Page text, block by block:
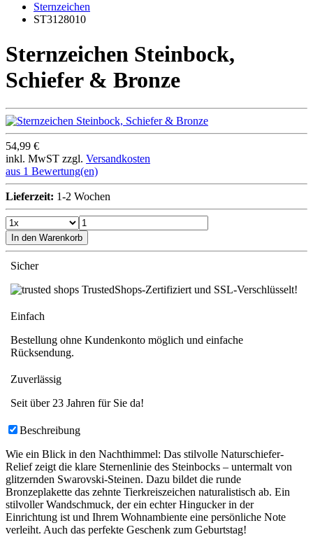
Sternzeichen
ST3128010
Sternzeichen Steinbock,
Schiefer & Bronze
54,99 €
inkl. MwST zzgl. Versandkosten
aus 1 Bewertung(en)
Lieferzeit: 1-2 Wochen
In den Warenkorb
Sicher
TrustedShops-Zertifiziert und SSL-Verschlüsselt!
Einfach
Bestellung ohne Kundenkonto möglich und einfache
Rücksendung.
Zuverlässig
Seit über 23 Jahren für Sie da!
Beschreibung
Wie ein Blick in den Nachthimmel: Das stilvolle Naturschiefer-
Relief zeigt die klare Sternenlinie des Steinbocks – untermalt von
glitzernden Swarovski-Steinen. Dazu bildet die runde
Bronzeplakette das zehnte Tierkreiszeichen naturalistisch ab. Ein
stilvoller Wandschmuck, der ein echter Hingucker in der
Einrichtung ist und Ihrem Wohnambiente eine persönliche Note
verleiht. Auch das perfekte Geschenk zum Geburtstag!